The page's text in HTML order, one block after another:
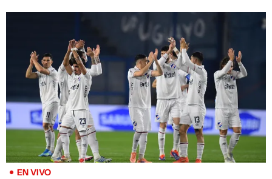
EN VIVO